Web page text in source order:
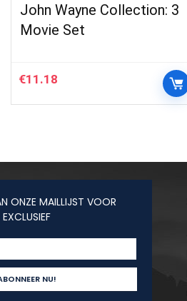
John Wayne Collection: 3
Movie Set
€11.18
ONZE MAILLIJST VOOR
EXCLUSIEF